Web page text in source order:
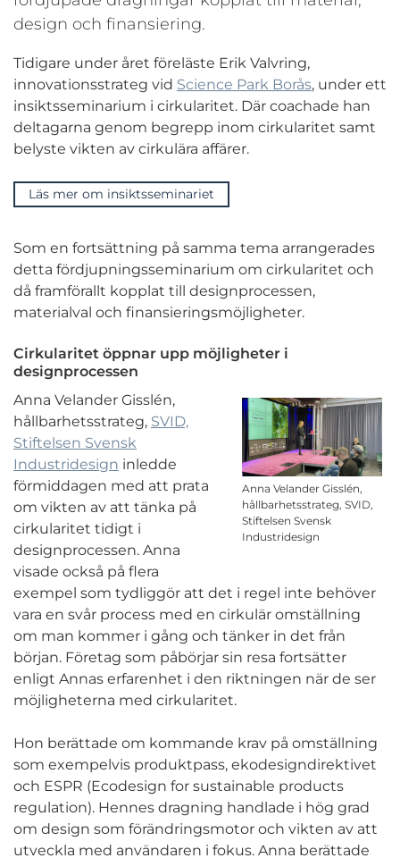
design och finansiering.
Tidigare under året föreläste Erik Valvring,
innovationsstrateg vid Science Park Borås, under ett
insiktsseminarium i cirkularitet. Där coachade han
deltagarna genom begrepp inom cirkularitet samt
belyste vikten av cirkulära affärer.
Läs mer om insiktsseminariet
Som en fortsättning på samma tema arrangerades
detta fördjupningsseminarium om cirkularitet och
då framförallt kopplat till designprocessen,
materialval och finansieringsmöjligheter.
Cirkularitet öppnar upp möjligheter i
designprocessen
Anna Velander Gisslén,
hållbarhetsstrateg, SVID,
Stiftelsen Svensk
Industridesign
Anna Velander Gisslén,
hållbarhetsstrateg, SVID,
Stiftelsen Svensk
Industridesign inledde
förmiddagen med att prata
om vikten av att tänka på
cirkularitet tidigt i
designprocessen. Anna
visade också på flera
exempel som tydliggör att det i regel inte behöver
vara en svår process med en cirkulär omställning
om man kommer i gång och tänker in det från
början. Företag som påbörjar sin resa fortsätter
enligt Annas erfarenhet i den riktningen när de ser
möjligheterna med cirkularitet.
Hon berättade om kommande krav på omställning
som exempelvis produktpass, ekodesigndirektivet
och ESPR (Ecodesign for sustainable products
regulation). Hennes dragning handlade i hög grad
om design som förändringsmotor och vikten av att
utveckla med användaren i fokus. Anna berättade